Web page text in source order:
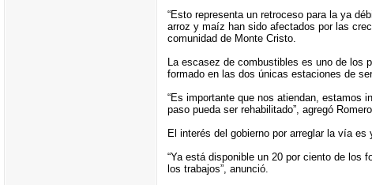
“Esto representa un retroceso para la ya
arroz y maíz han sido afectados por las
comunidad de Monte Cristo.
La escasez de combustibles es uno de los
formado en las dos únicas estaciones de
“Es importante que nos atiendan, estamos
paso pueda ser rehabilitado”, agregó Romero.
El interés del gobierno por arreglar la vía
“Ya está disponible un 20 por ciento de los
los trabajos”, anunció.